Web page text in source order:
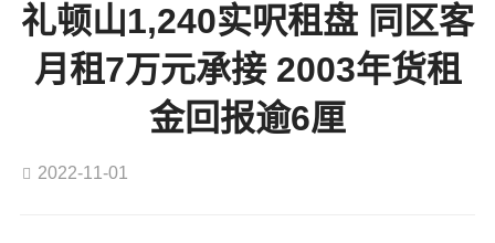
礼顿山1,240实呎租盘 同区客
月租7万元承接 2003年货租
金回报逾6厘
2022-11-01